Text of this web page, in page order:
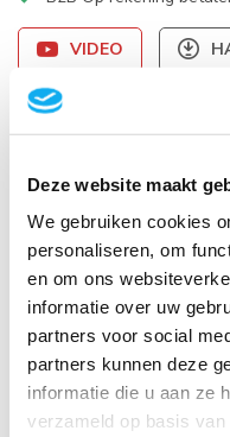
Deze website maakt
We gebruiken cookies
personaliseren, om
en om ons
informatie over uw
partners voor social
partners kunnen deze
informatie die u aan ze
verzameld op basis
VIDEO
Productomschrijving
Reviews
Gerelateerde
Neomounts
en USB-C en